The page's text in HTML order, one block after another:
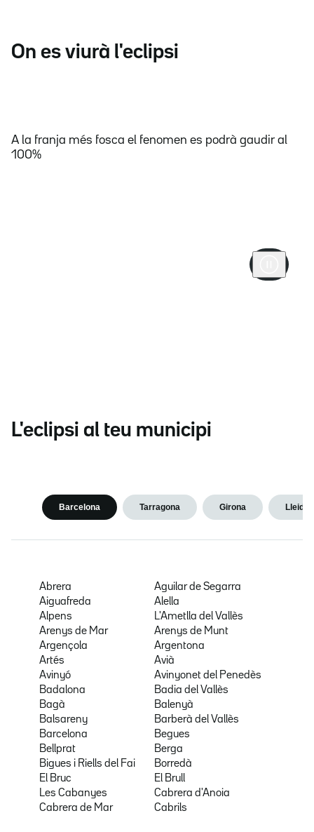
On es viurà l'eclipsi
A la franja més fosca el fenomen es podrà gaudir al
100%
L'eclipsi al teu municipi
Barcelona Tarragona Girona Lleida
Abrera
Aguilar de Segarra
Aiguafreda
Alella
Alpens
L'Ametlla del Vallès
Arenys de Mar
Arenys de Munt
Argençola
Argentona
Artés
Avià
Avinyó
Avinyonet del Penedès
Badalona
Badia del Vallès
Bagà
Balenyà
Balsareny
Barberà del Vallès
Barcelona
Begues
Bellprat
Berga
Bigues i Riells del Fai
Borredà
El Bruc
El Brull
Les Cabanyes
Cabrera d'Anoia
Cabrera de Mar
Cabrils